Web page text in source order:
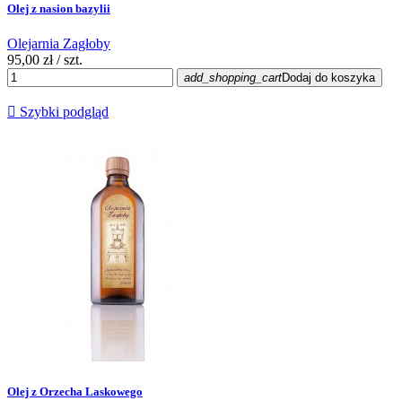
Olej z nasion bazylii
Olejarnia Zagłoby
95,00 zł / szt.
add_shopping_cartDodaj do koszyka
 Szybki podgląd
Olej z Orzecha Laskowego